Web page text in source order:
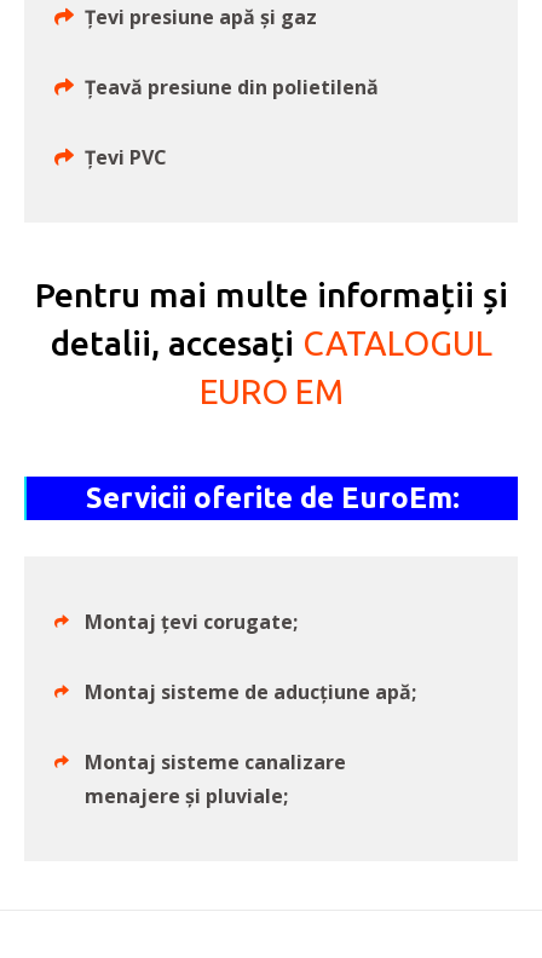
Țevi presiune apă și gaz
Țeavă presiune din polietilenă
Țevi PVC
Pentru mai multe informații și
detalii, accesați CATALOGUL
EURO EM
Servicii oferite de EuroEm:
Montaj țevi corugate;
Montaj sisteme de aducțiune apă;
Montaj sisteme canalizare
menajere și pluviale;